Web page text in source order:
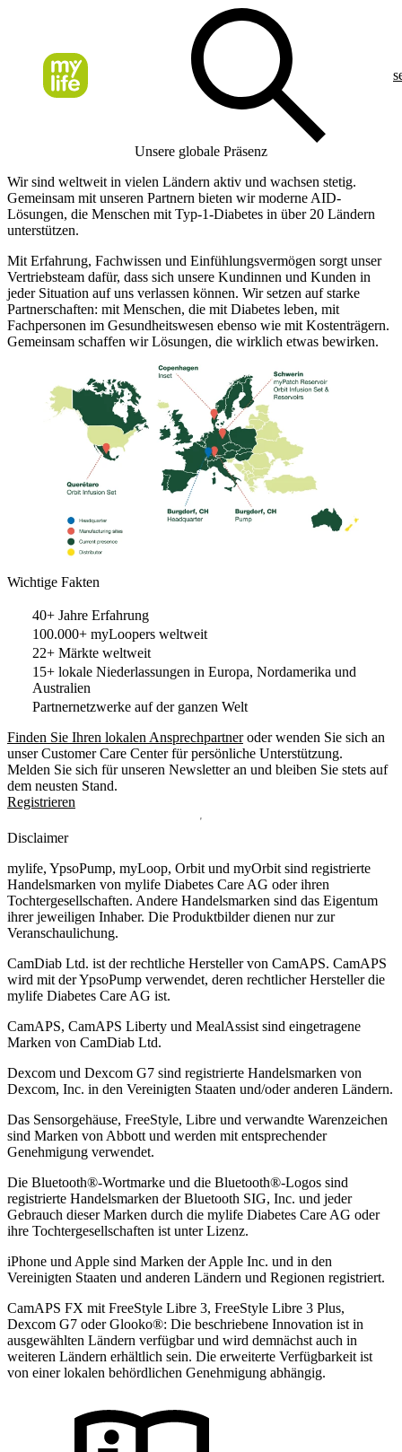
Unsere globale Präsenz
Wir sind weltweit in vielen Ländern aktiv und wachsen stetig.
Gemeinsam mit unseren Partnern bieten wir moderne AID-
Lösungen, die Menschen mit Typ-1-Diabetes in über 20 Ländern
unterstützen.
Mit Erfahrung, Fachwissen und Einfühlungsvermögen sorgt unser
Vertriebsteam dafür, dass sich unsere Kundinnen und Kunden in
jeder Situation auf uns verlassen können. Wir setzen auf starke
Partnerschaften: mit Menschen, die mit Diabetes leben, mit
Fachpersonen im Gesundheitswesen ebenso wie mit Kostenträgern.
Gemeinsam schaffen wir Lösungen, die wirklich etwas bewirken.
Wichtige Fakten
40+ Jahre Erfahrung
100.000+ myLoopers weltweit
22+ Märkte weltweit
15+ lokale Niederlassungen in Europa, Nordamerika und
Australien
Partnernetzwerke auf der ganzen Welt
Finden Sie Ihren lokalen Ansprechpartneroder wenden Sie sich an
unser Customer Care Center für persönliche Unterstützung.
Melden Sie sich für unseren Newsletter an und bleiben Sie stets auf
dem neusten Stand.
Registrieren
Disclaimer
mylife, YpsoPump, myLoop, Orbit und myOrbit sind registrierte
Handelsmarken von mylife Diabetes Care AG oder ihren
Tochtergesellschaften. Andere Handelsmarken sind das Eigentum
ihrer jeweiligen Inhaber. Die Produktbilder dienen nur zur
Veranschaulichung.
CamDiab Ltd. ist der rechtliche Hersteller von CamAPS. CamAPS
wird mit der YpsoPump verwendet, deren rechtlicher Hersteller die
mylife Diabetes Care AG ist.
CamAPS, CamAPS Liberty und MealAssist sind eingetragene
Marken von CamDiab Ltd.
Dexcom und Dexcom G7 sind registrierte Handelsmarken von
Dexcom, Inc. in den Vereinigten Staaten und/oder anderen Ländern.
Das Sensorgehäuse, FreeStyle, Libre und verwandte Warenzeichen
sind Marken von Abbott und werden mit entsprechender
Genehmigung verwendet.
Die Bluetooth®-Wortmarke und die Bluetooth®-Logos sind
registrierte Handelsmarken der Bluetooth SIG, Inc. und jeder
Gebrauch dieser Marken durch die mylife Diabetes Care AG oder
ihre Tochtergesellschaften ist unter Lizenz.
iPhone und Apple sind Marken der Apple Inc. und in den
Vereinigten Staaten und anderen Ländern und Regionen registriert.
CamAPS FX mit FreeStyle Libre 3, FreeStyle Libre 3 Plus,
Dexcom G7 oder Glooko®: Die beschriebene Innovation ist in
ausgewählten Ländern verfügbar und wird demnächst auch in
weiteren Ländern erhältlich sein. Die erweiterte Verfügbarkeit ist
von einer lokalen behördlichen Genehmigung abhängig.